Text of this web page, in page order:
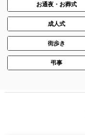
お通夜・お葬式
成人式
街歩き
弔事